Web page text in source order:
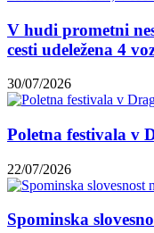
V hudi prometni
cesti udeležena 4
30/07/2026
Poletna festivala v
22/07/2026
Spominska